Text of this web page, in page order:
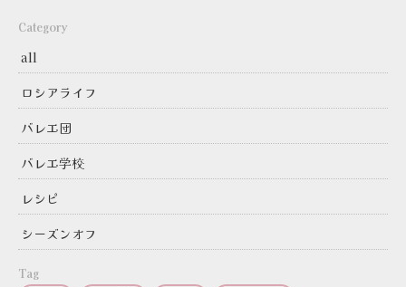
Category
all
ロシアライフ
バレエ団
バレエ学校
レシピ
シーズンオフ
Tag